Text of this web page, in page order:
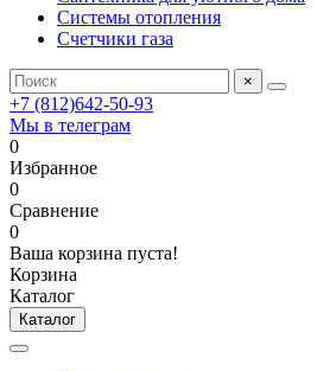
Системы отопления
Счетчики газа
×
+7 (812)642-50-93
Мы в телеграм
0
Избранное
0
Сравнение
0
Ваша корзина пуста!
Корзина
Каталог
Каталог